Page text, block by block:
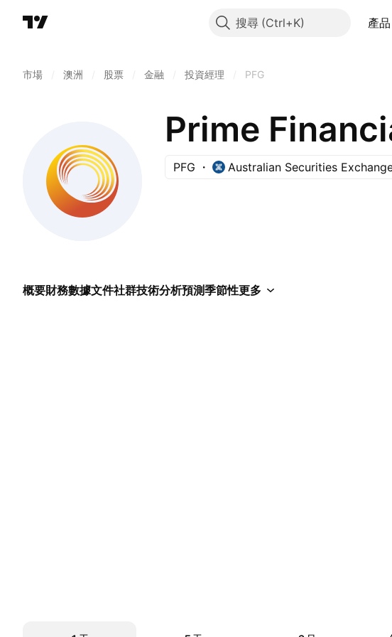
搜尋 產品
市場 澳洲 股票 金融 投資經理 PFG
Prime
PFG Australian Securities
概要財務數據文件社群技術分析預測季節性更多